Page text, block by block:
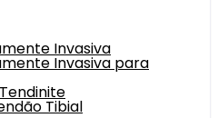
Invasiva
Invasiva para
Tibial